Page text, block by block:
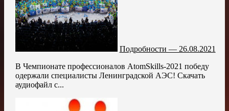
Подробности — 26.08.2021
В Чемпионате профессионалов AtomSkills-2021 победу
одержали специалисты Ленинградской АЭС! Скачать
аудиофайл с...